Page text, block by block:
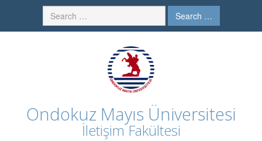
Search …
Ondokuz Mayıs Üniversitesi
İletişim Fakültesi